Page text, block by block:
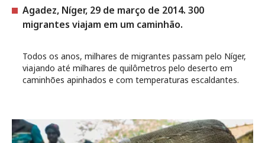
Agadez, Níger, 29 de março de 2014. 300
migrantes viajam em um caminhão.
Todos os anos, milhares de migrantes passam pelo Níger,
viajando até milhares de quilômetros pelo deserto em
caminhões apinhados e com temperaturas escaldantes.